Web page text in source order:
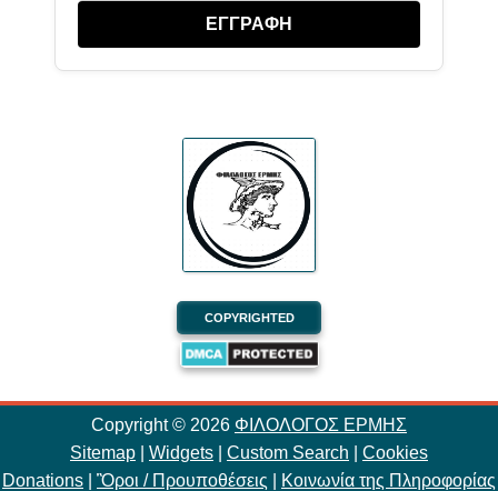
ΕΓΓΡΑΦΗ
COPYRIGHTED
Copyright © 2026 ΦΙΛΟΛΟΓΟΣ ΕΡΜΗΣ
Sitemap
Widgets Custom Search
Cookies
Donations
Ὃροι / Προυποθέσεις Κοινωνία της Πληροφορίας